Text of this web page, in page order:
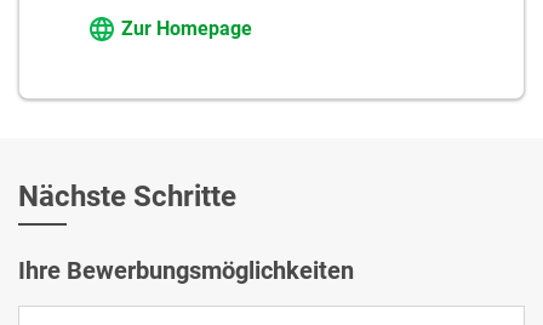
Zur Homepage
Nächste Schritte
Ihre Bewerbungsmöglichkeiten